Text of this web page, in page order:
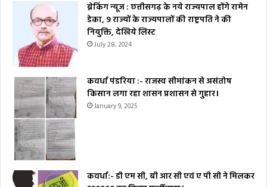
ब्रेकिंग न्यूज : छत्तीसगढ़ के नये राज्यपाल होंगे रामेन
डेका, 9 राज्यों के राज्यपालों की राष्ट्रपति ने की
नियुक्ति, देखिये लिस्ट
July 28, 2024
कवर्धा पंडरिया :- राजस्व सीमांकन से असंतोष
किसान लगा रहा शासन प्रशासन से गुहार।
January 9, 2025
कवर्धा:- डी एम सी, बी आर सी एवं ए पी सी ने मिलकर